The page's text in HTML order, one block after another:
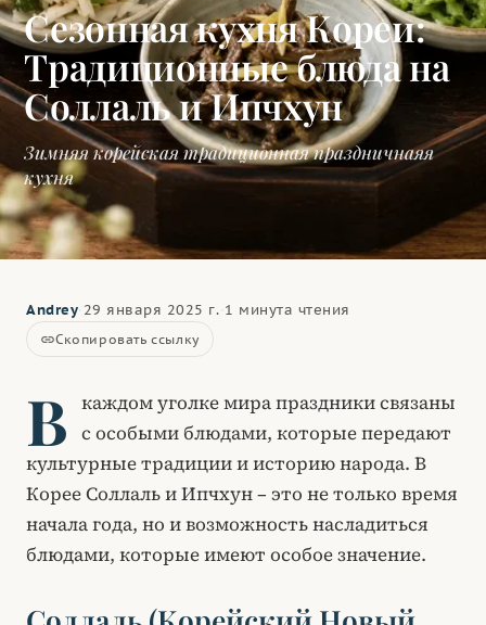
Сезонная кухня Кореи:
Традиционные блюда на
Соллаль и Ипчхун
Зимняя корейская традиционная праздничнаяя
кухня
Andrey 29 января 2025 г. 1 минута чтения
linkСкопировать ссылку
В каждом уголке мира праздники связаны
с особыми блюдами, которые передают
культурные традиции и историю народа. В
Корее Соллаль и Ипчхун – это не только время
начала года, но и возможность насладиться
блюдами, которые имеют особое значение.